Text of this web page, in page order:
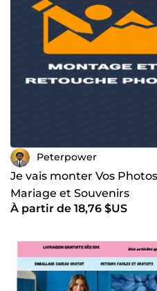
Peterpower
Je vais monter Vos
Mariage et Souvenirs
À partir de 18,76 $US